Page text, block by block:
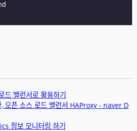
드 밸런서로 활용하기
오픈 소스 로드 밸런서 HAProxy - naver D
정보 모니터링 하기